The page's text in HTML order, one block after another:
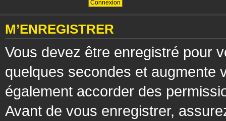
M’ENREGISTRER
Vous devez être enregistré pour
quelques secondes et augmente
également accorder des
Avant de vous enregistrer,